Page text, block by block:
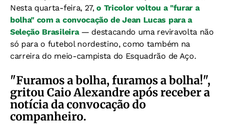
Nesta quarta-feira, 27,o Tricolor voltou a "furar a
bolha" com a convocação de Jean Lucas para a
Seleção Brasileira— destacando uma reviravolta não
só para o futebol nordestino, como também na
carreira do meio-campista do Esquadrão de Aço.
"Furamos a bolha, furamos a bolha!",
gritou Caio Alexandre após receber a
notícia da convocação do
companheiro.